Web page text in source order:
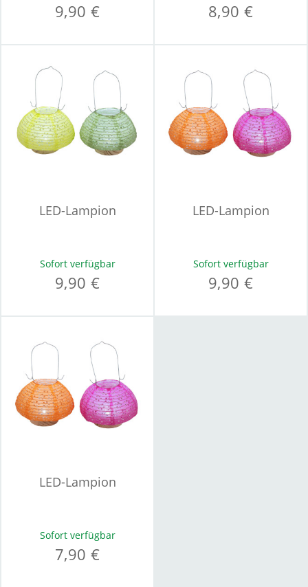
9,90 € 8,90 €
LED-Lampion
Sofort verfügbar
9,90 €
LED-Lampion
Sofort verfügbar
9,90 €
LED-Lampion
Sofort verfügbar
7,90 €